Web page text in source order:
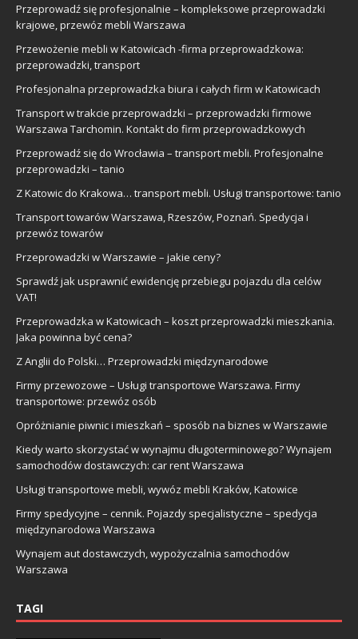
Przeprowadź się profesjonalnie – kompleksowe przeprowadzki
krajowe, przewóz mebli Warszawa
Przewożenie mebli w Katowicach -firma przeprowadzkowa:
przeprowadzki, transport
Profesjonalna przeprowadzka biura i całych firm w Katowicach
Transport w trakcie przeprowadzki – przeprowadzki firmowe
Warszawa Tarchomin. Kontakt do firm przeprowadzkowych
Przeprowadź się do Wrocławia – transport mebli. Profesjonalne
przeprowadzki – tanio
Z Katowic do Krakowa… transport mebli. Usługi transportowe: tanio
Transport towarów Warszawa, Rzeszów, Poznań. Spedycja i
przewóz towarów
Przeprowadzki w Warszawie – jakie ceny?
Sprawdź jak usprawnić ewidencję przebiegu pojazdu dla celów
VAT!
Przeprowadzka w Katowicach – koszt przeprowadzki mieszkania.
Jaka powinna być cena?
Z Anglii do Polski… Przeprowadzki międzynarodowe
Firmy przewozowe – Usługi transportowe Warszawa. Firmy
transportowe: przewóz osób
Opróżnianie piwnic i mieszkań – sposób na biznes w Warszawie
Kiedy warto skorzystać w wynajmu długoterminowego? Wynajem
samochodów dostawczych: car rent Warszawa
Usługi transportowe mebli, wywóz mebli Kraków, Katowice
Firmy spedycyjne – cennik. Pojazdy specjalistyczne – spedycja
międzynarodowa Warszawa
Wynajem aut dostawczych, wypożyczalnia samochodów
Warszawa
TAGI